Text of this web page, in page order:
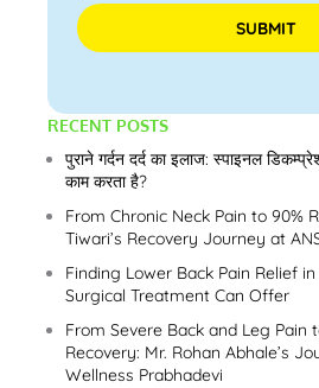
Please leave this field empty.
RECENT POSTS
पुराने गर्दन दर्द का इलाज: स्पाइनल
काम करता है?
From Chronic Neck Pain to 90%
Tiwari’s Recovery Journey at
Finding Lower Back Pain Relief
Surgical Treatment Can Offer
From Severe Back and Leg Pain
Recovery: Mr. Rohan Abhale’s
Wellness Prabhadevi